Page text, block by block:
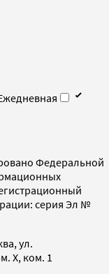
Федеральной
серия Эл №
ул.
X, ком. 1